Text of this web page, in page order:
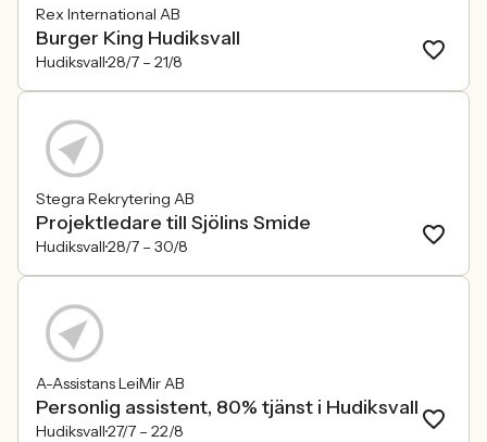
Rex International AB
Burger King Hudiksvall
Hudiksvall28/7 – 21/8
Stegra Rekrytering AB
Projektledare till Sjölins Smide
Hudiksvall28/7 – 30/8
A-Assistans LeiMir AB
Personlig assistent, 80% tjänst i Hudiksvall
Hudiksvall27/7 – 22/8